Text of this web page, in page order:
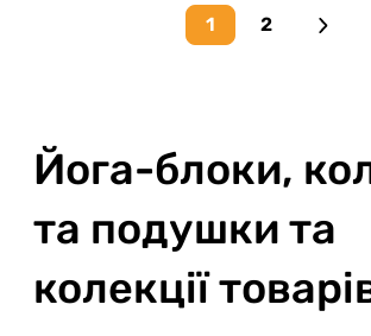
1 2
Next
Йога-блоки,
та подушки та
колекції